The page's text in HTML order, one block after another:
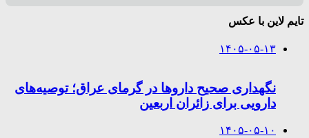
تایم لاین با عکس
۱۴۰۵-۰۵-۱۳
نگهداری صحیح داروها در گرمای عراق؛ توصیه‌های
دارویی برای زائران اربعین
۱۴۰۵-۰۵-۱۰